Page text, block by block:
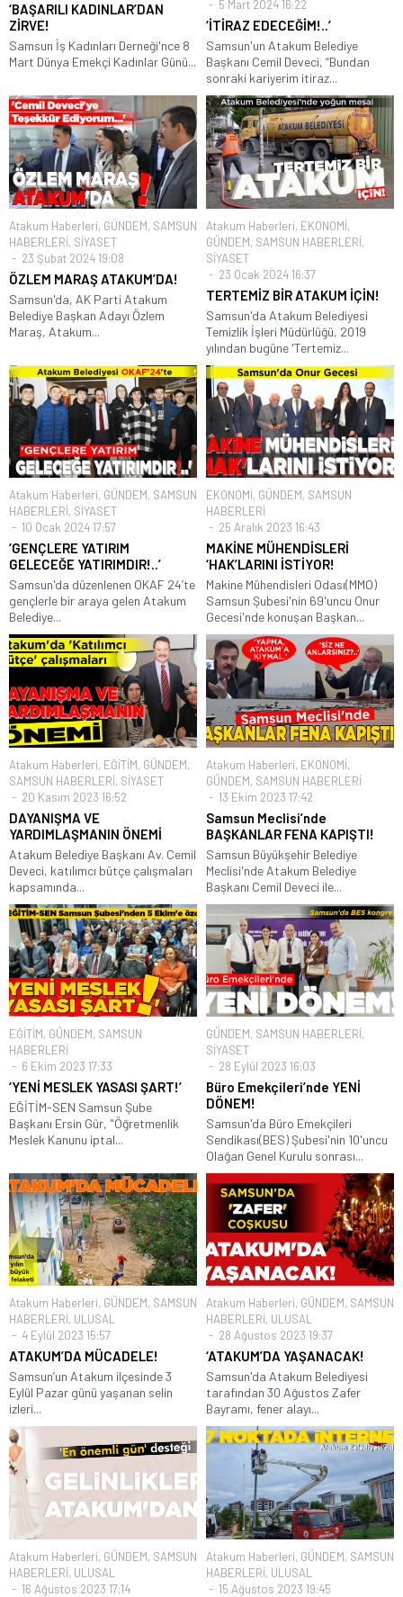
‘BAŞARILI KADINLAR’DAN
ZİRVE!
Samsun İş Kadınları Derneği'nce 8
Mart Dünya Emekçi Kadınlar Günü...
5 Mart 2024 16:22
‘İTİRAZ EDECEĞİM!..’
Samsun'un Atakum Belediye
Başkanı Cemil Deveci, “Bundan
sonraki kariyerim itiraz...
Atakum Haberleri, GÜNDEM, SAMSUN
HABERLERİ, SİYASET
23 Şubat 2024 19:08
ÖZLEM MARAŞ ATAKUM’DA!
Samsun'da, AK Parti Atakum
Belediye Başkan Adayı Özlem
Maraş, Atakum...
Atakum Haberleri, EKONOMİ,
GÜNDEM, SAMSUN HABERLERİ,
SİYASET
23 Ocak 2024 16:37
TERTEMİZ BİR ATAKUM İÇİN!
Samsun'da Atakum Belediyesi
Temizlik İşleri Müdürlüğü, 2019
yılından bugüne 'Tertemiz...
Atakum Haberleri, GÜNDEM, SAMSUN
HABERLERİ, SİYASET
10 Ocak 2024 17:57
‘GENÇLERE YATIRIM
GELECEĞE YATIRIMDIR!..’
Samsun'da düzenlenen OKAF 24’te
gençlerle bir araya gelen Atakum
Belediye...
EKONOMİ, GÜNDEM, SAMSUN
HABERLERİ
25 Aralık 2023 16:43
MAKİNE MÜHENDİSLERİ
‘HAK’LARINI İSTİYOR!
Makine Mühendisleri Odası(MMO)
Samsun Şubesi'nin 69'uncu Onur
Gecesi'nde konuşan Başkan...
Atakum Haberleri, EĞİTİM, GÜNDEM,
SAMSUN HABERLERİ, SİYASET
20 Kasım 2023 16:52
DAYANIŞMA VE
YARDIMLAŞMANIN ÖNEMİ
Atakum Belediye Başkanı Av. Cemil
Deveci, katılımcı bütçe çalışmaları
kapsamında...
Atakum Haberleri, EKONOMİ,
GÜNDEM, SAMSUN HABERLERİ
13 Ekim 2023 17:42
Samsun Meclisi’nde
BAŞKANLAR FENA KAPIŞTI!
Samsun Büyükşehir Belediye
Meclisi'nde Atakum Belediye
Başkanı Cemil Deveci ile...
EĞİTİM, GÜNDEM, SAMSUN
HABERLERİ
6 Ekim 2023 17:33
‘YENİ MESLEK YASASI ŞART!’
EĞİTİM-SEN Samsun Şube
Başkanı Ersin Gür, "Öğretmenlik
Meslek Kanunu iptal...
GÜNDEM, SAMSUN HABERLERİ,
SİYASET
28 Eylül 2023 16:03
Büro Emekçileri’nde YENİ
DÖNEM!
Samsun'da Büro Emekçileri
Sendikası(BES) Şubesi'nin 10'uncu
Olağan Genel Kurulu sonrası...
Atakum Haberleri, GÜNDEM, SAMSUN
HABERLERİ, ULUSAL
4 Eylül 2023 15:57
ATAKUM’DA MÜCADELE!
Samsun’un Atakum ilçesinde 3
Eylül Pazar günü yaşanan selin
izleri...
Atakum Haberleri, GÜNDEM, SAMSUN
HABERLERİ, ULUSAL
28 Ağustos 2023 19:37
‘ATAKUM’DA YAŞANACAK!
Samsun'da Atakum Belediyesi
tarafından 30 Ağustos Zafer
Bayramı, fener alayı...
Atakum Haberleri, GÜNDEM, SAMSUN
HABERLERİ, ULUSAL
16 Ağustos 2023 17:14
Atakum Haberleri, GÜNDEM, SAMSUN
HABERLERİ, ULUSAL
15 Ağustos 2023 19:45